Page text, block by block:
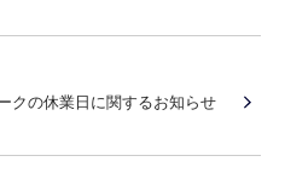
クの休業日に関するお知らせ